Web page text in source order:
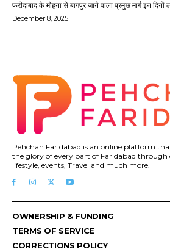
फरीदाबाद के मोहना से बागपुर जाने वाला प्रमुख मार्ग इन दिनों
December 8, 2025
Pehchan Faridabad is an online platform
the glory of every part of Faridabad through
lifestyle, events, Travel and much more.
OWNERSHIP & FUNDING
TERMS OF SERVICE
CORRECTIONS POLICY